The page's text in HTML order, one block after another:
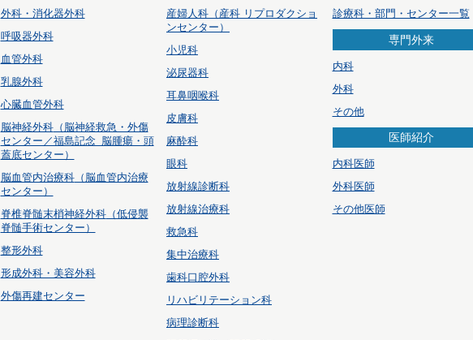
外科・消化器外科
呼吸器外科
血管外科
乳腺外科
心臓血管外科
脳神経外科（脳神経救急・外傷
センター／福島記念 脳腫瘍・頭
蓋底センター）
脳血管内治療科（脳血管内治療
センター）
脊椎脊髄末梢神経外科（低侵襲
脊髄手術センター）
整形外科
形成外科・美容外科
外傷再建センター
産婦人科 （産科 リプロダクショ
ンセンター）
小児科
泌尿器科
耳鼻咽喉科
皮膚科
麻酔科
眼科
放射線診断科
放射線治療科
救急科
集中治療科
歯科口腔外科
リハビリテーション科
病理診断科
診療科・部門・センター一覧
専門外来
内科
外科
その他
医師紹介
内科医師
外科医師
その他医師